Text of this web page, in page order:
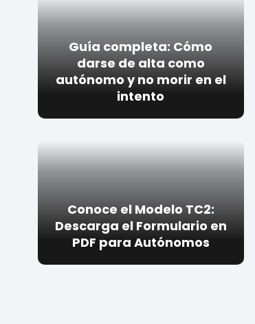
Guía completa: Cómo
darse de alta como
autónomo y no morir en el
intento
Conoce el Modelo TC2:
Descarga el Formulario en
PDF para Autónomos